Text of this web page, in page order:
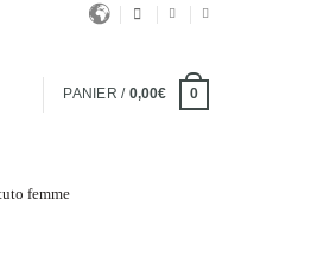
PANIER / 0,00€ 0